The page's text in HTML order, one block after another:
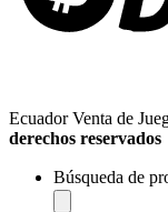
Ecuador Venta de
derechos reservados
Búsqueda de